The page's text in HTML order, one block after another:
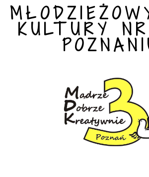
KULTURY